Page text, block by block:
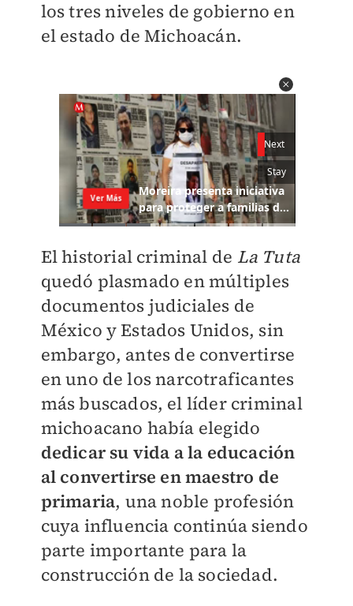
los tres niveles de gobierno en
el estado de Michoacán.
El historial criminal de La Tuta
quedó plasmado en múltiples
documentos judiciales de
México y Estados Unidos, sin
embargo, antes de convertirse
en uno de los narcotraficantes
más buscados, el líder criminal
michoacano había elegido
dedicar su vida a la educación
al convertirse en maestro de
primaria, una noble profesión
cuya influencia continúa siendo
parte importante para la
construcción de la sociedad.